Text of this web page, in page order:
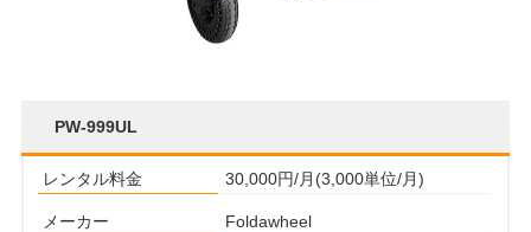
PW-999UL
レンタル料金 30,000円/月(3,000単位/月)
メーカー Foldawheel